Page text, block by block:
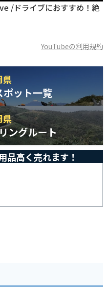
/ドライブにおすすめ！絶
YouTubeの利用規約
県
ポット一覧
県
ングルート
品高く売れます！